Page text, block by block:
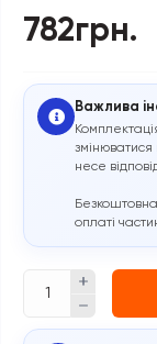
782грн.
Важлива
несе
оплаті